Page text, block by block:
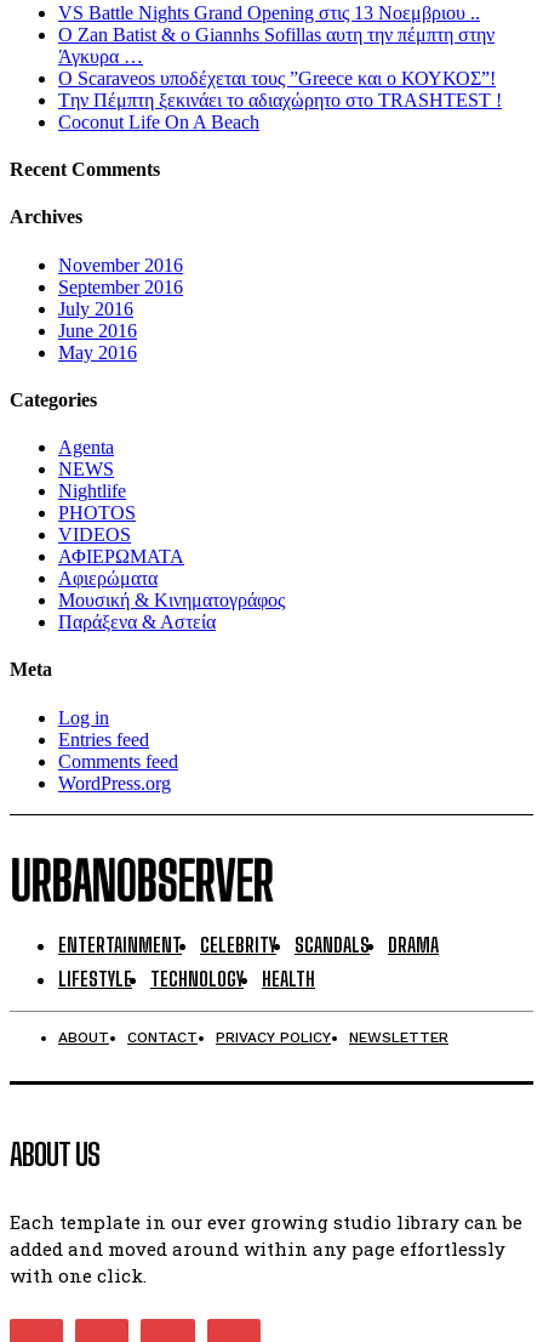
VS Battle Nights Grand Opening στις 13 Νοεμβριου ..
O Zan Batist & o Giannhs Sofillas αυτη την πέμπτη στην
Άγκυρα …
O Scaraveos υποδέχεται τους ”Greece και ο ΚΟΥΚΟΣ”!
Tην Πέμπτη ξεκινάει το αδιαχώρητο στο TRASHTEST !
Coconut Life On A Beach
Recent Comments
Archives
November 2016
September 2016
July 2016
June 2016
May 2016
Categories
Agenta
NEWS
Nightlife
PHOTOS
VIDEOS
ΑΦΙΕΡΩΜΑΤΑ
Αφιερώματα
Μουσική & Κινηματογράφος
Παράξενα & Αστεία
Meta
Log in
Entries feed
Comments feed
WordPress.org
URBANOBSERVER
ENTERTAINMENT CELEBRITY SCANDALS
DRAMA
LIFESTYLE
TECHNOLOGY HEALTH
ABOUT CONTACT PRIVACY POLICY NEWSLETTER
ABOUT US
Each template in our ever growing studio library can be
added and moved around within any page effortlessly
with one click.